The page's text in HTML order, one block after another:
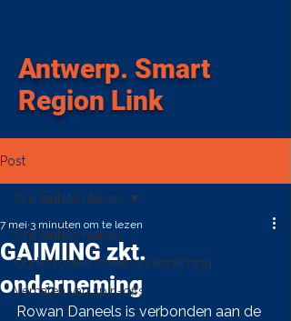
Antwerp. Smart
Region Link
Post
Ons laatste nieuws
Onderzoeker zoekt onderneming
Verhalen van spin-offs
Ons laatste nieuws
GAIMING zkt.
onderneming
7 mei 3 minuten om te lezen
Rowan Daneels is verbonden aan de